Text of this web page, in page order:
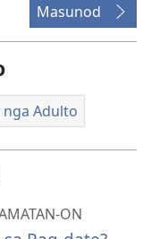
Masunod
Adulto
ON